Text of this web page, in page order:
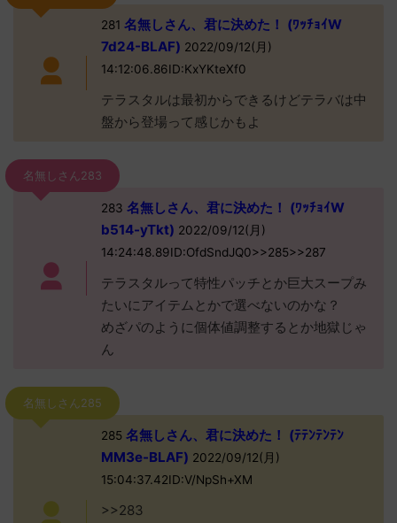
281 名無しさん、君に決めた！ (ﾜｯﾁｮｲW
7d24-BLAF) 2022/09/12(月)
14:12:06.86ID:KxYKteXf0
テラスタルは最初からできるけどテラバは中
盤から登場って感じかもよ
名無しさん283
283 名無しさん、君に決めた！ (ﾜｯﾁｮｲW
b514-yTkt) 2022/09/12(月)
14:24:48.89ID:OfdSndJQ0>>285>>287
テラスタルって特性パッチとか巨大スープみ
たいにアイテムとかで選べないのかな？
めざパのように個体値調整するとか地獄じゃ
ん
名無しさん285
285名無しさん、君に決めた！ (ﾃﾃﾝﾃﾝﾃﾝ
MM3e-BLAF) 2022/09/12(月)
15:04:37.42ID:V/NpSh+XM
>>283